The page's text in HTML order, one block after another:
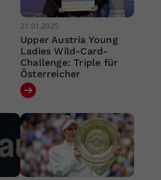
21.01.2025
Upper Austria Young
Ladies Wild-Card-
Challenge: Triple für
Österreicher